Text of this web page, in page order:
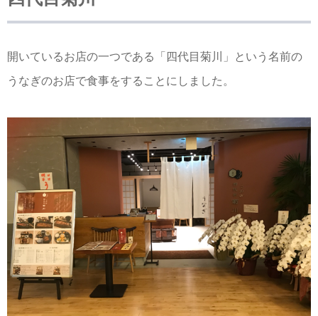
開いているお店の一つである「四代目菊川」という名前の
うなぎのお店で食事をすることにしました。